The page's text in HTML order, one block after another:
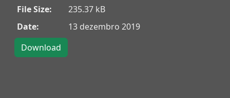
File Size:
235.37 kB
Date:
13 dezembro 2019